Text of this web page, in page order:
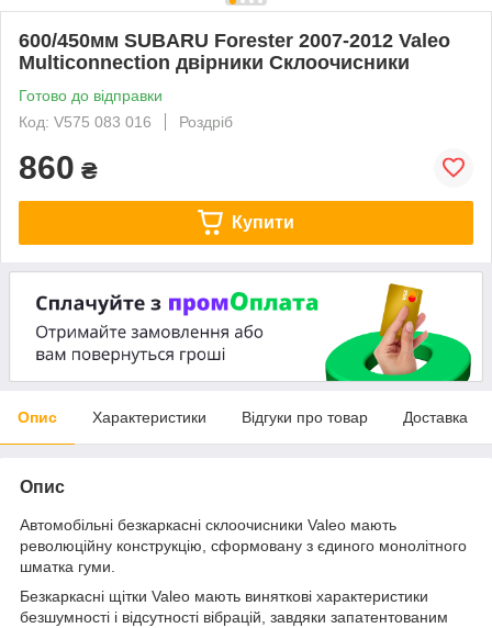
600/450мм SUBARU Forester 2007-2012 Valeo
Multiconnection двірники Склоочисники
Готово до відправки
Код: V575 083 016
Роздріб
860 ₴
Купити
Опис Характеристики Відгуки про товар Доставка
Опис
Автомобільні безкаркасні склоочисники Valeo мають
революційну конструкцію, сформовану з єдиного монолітного
шматка гуми.
Безкаркасні щітки Valeo мають виняткові характеристики
безшумності і відсутності вібрацій, завдяки запатентованим